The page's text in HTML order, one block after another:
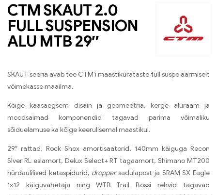
CTM SKAUT 2.0
FULL SUSPENSION
ALU MTB 29″
SKAUT seeria avab tee CTM’i maastikurataste full suspe äärmiselt
võimekasse maailma.
Kõige kaasaegsem disain ja geomeetria, kerge aluraam ja
moodsaimad komponendid tagavad parima võimaliku
sõiduelamuse ka kõige keerulisemal maastikul.
29″ rattad, Rock Shox amortisaatorid, 140mm käiguga Recon
Slver RL esiamort, Delux Select+ RT tagaamort, Shimano MT200
hürdaulilised ketaspidurid, droppersadulapost ja SRAM SX Eagle
1×12 käiguvahetaja ning WTB Trail Bossi rehvid tagavad